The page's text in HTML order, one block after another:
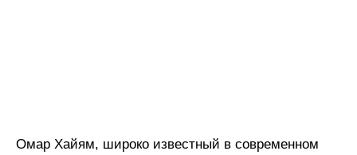
Омар Хайям, широко известный в современном